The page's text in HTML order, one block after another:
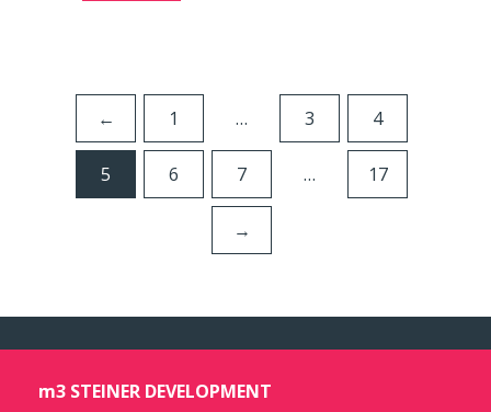
← 1 … 3 4
5 6 7 … 17
→
m3 STEINER DEVELOPMENT